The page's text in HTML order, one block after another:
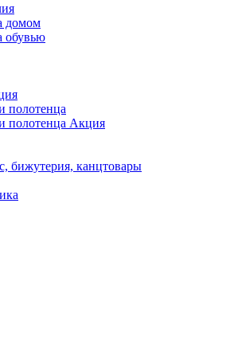
домом
обувью
полотенца
полотенца Акция
бижутерия, канцтовары